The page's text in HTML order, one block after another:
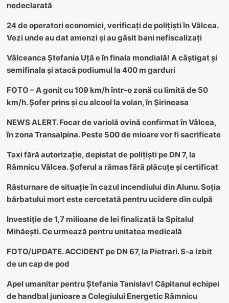
nedeclarată
24 de operatori economici, verificați de polițiști în Vâlcea.
Vezi unde au dat amenzi și au găsit bani nefiscalizați
Vâlceanca Ștefania Uță e în finala mondială! A câștigat și
semifinala și atacă podiumul la 400 m garduri
FOTO – A gonit cu 109 km/h într-o zonă cu limită de 50
km/h. Șofer prins și cu alcool la volan, în Șirineasa
NEWS ALERT. Focar de variolă ovină confirmat în Vâlcea,
în zona Transalpina. Peste 500 de mioare vor fi sacrificate
Taxi fără autorizație, depistat de polițiști pe DN 7, la
Râmnicu Vâlcea. Șoferul a rămas fără plăcuțe și certificat
Răsturnare de situație în cazul incendiului din Alunu. Soția
bărbatului mort este cercetată pentru ucidere din culpă
Investiție de 1,7 milioane de lei finalizată la Spitalul
Mihăești. Ce urmează pentru unitatea medicală
FOTO/UPDATE. ACCIDENT pe DN 67, la Pietrari. S-a izbit
de un cap de pod
Apel umanitar pentru Ștefania Tanislav! Căpitanul echipei
de handbal junioare a Colegiului Energetic Râmnicu